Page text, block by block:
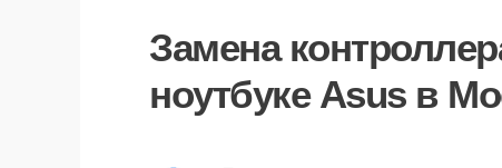
Замена
ноутбуке Asus в